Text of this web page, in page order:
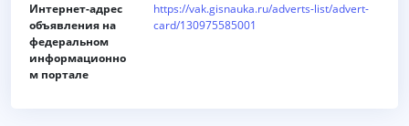
Интернет-адрес
объявления на
федеральном
информационно
м портале
https://vak.gisnauka.ru/adverts-list/advert-
card/130975585001